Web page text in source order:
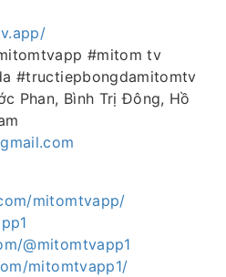
#mitom tv
#tructiepbongdamitomtv
Phan, Bình Trị Đông, Hồ
mitomtvapp/
@mitomtvapp1
mitomtvapp1/